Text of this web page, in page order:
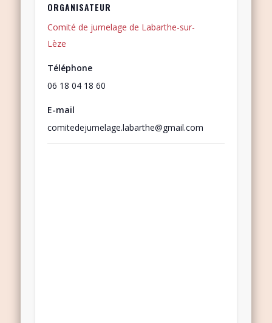
ORGANISATEUR
Comité de jumelage de Labarthe-sur-
Lèze
Téléphone
06 18 04 18 60
E-mail
comitedejumelage.labarthe@gmail.com